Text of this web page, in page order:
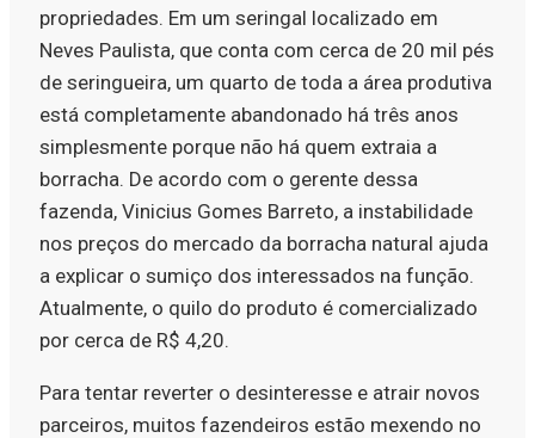
propriedades. Em um seringal localizado em
Neves Paulista, que conta com cerca de 20 mil pés
de seringueira, um quarto de toda a área produtiva
está completamente abandonado há três anos
simplesmente porque não há quem extraia a
borracha. De acordo com o gerente dessa
fazenda, Vinicius Gomes Barreto, a instabilidade
nos preços do mercado da borracha natural ajuda
a explicar o sumiço dos interessados na função.
Atualmente, o quilo do produto é comercializado
por cerca de R$ 4,20.
Para tentar reverter o desinteresse e atrair novos
parceiros, muitos fazendeiros estão mexendo no